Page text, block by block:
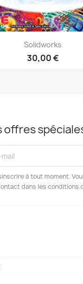
Solidworks
30,00 €
offres
à tout moment.
dans les conditions